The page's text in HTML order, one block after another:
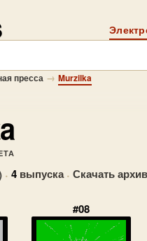
пресса → Murzilka
· 4 выпуска · Скачать архив
#08